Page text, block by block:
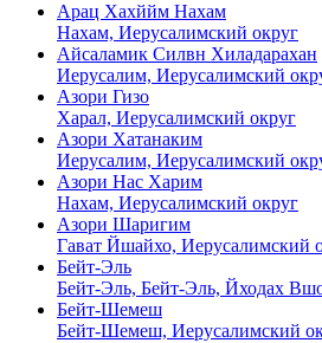
Арац Хахййм Нахам
Нахам, Иерусалимский округ
Айсаламик Силвн Хиладарахан
Иерусалим, Иерусалимский
Азори Гизо
Харал, Иерусалимский округ
Азори Хатанаким
Иерусалим, Иерусалимский
Азори Нас Харим
Нахам, Иерусалимский округ
Азори Шаригим
Гават Йшайхо, Иерусалимский
Бейт-Эль
Бейт-Эль, Бейт-Эль, Йходах
Бейт-Шемеш
Бейт-Шемеш, Иерусалимский